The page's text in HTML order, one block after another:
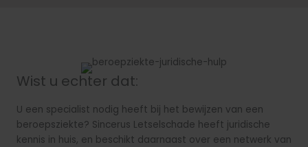
Wist u echter dat:
U een specialist nodig heeft bij het bewijzen van een
beroepsziekte? Sincerus Letselschade heeft juridische
kennis in huis, en beschikt daarnaast over een netwerk van